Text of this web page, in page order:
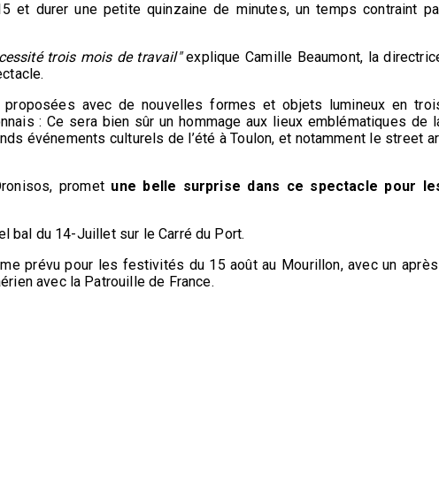
et durer une petite quinzaine de minutes, un temps contraint
trois mois de travail"explique Camille Beaumont, la
avec de nouvelles formes et objets lumineux en
: Ce sera bien sûr un hommage aux lieux emblématiques de
événements culturels de l’été à Toulon, et notamment le street
prometune belle surprise dans ce spectacle pour
bal du 14-Juillet sur le Carré du Port.
prévu pour les festivités du 15 août au Mourillon, avec un
avec la Patrouille de France.